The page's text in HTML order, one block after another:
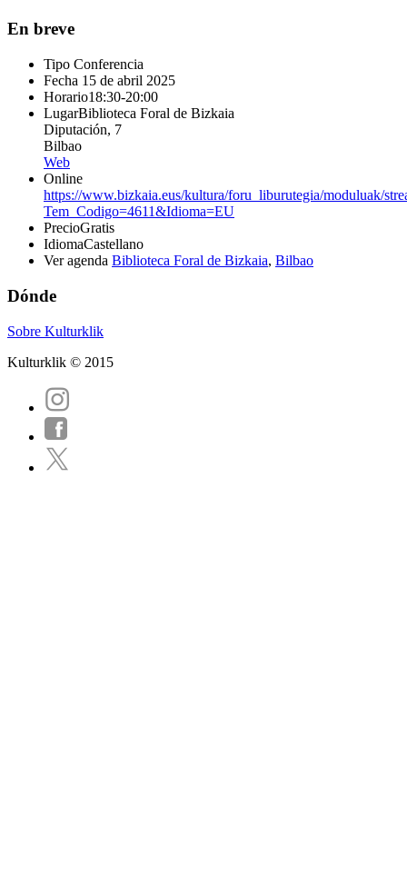
En breve
Tipo Conferencia
Fecha 15 de abril 2025
Horario18:30-20:00
LugarBiblioteca Foral de Bizkaia
Diputación, 7
Bilbao
Web
Online
https://www.bizkaia.eus/kultura/foru_liburutegia/moduluak/
Tem_Codigo=4611&Idioma=EU
PrecioGratis
IdiomaCastellano
Ver agenda Biblioteca Foral de Bizkaia, Bilbao
Dónde
Sobre Kulturklik
Kulturklik © 2015